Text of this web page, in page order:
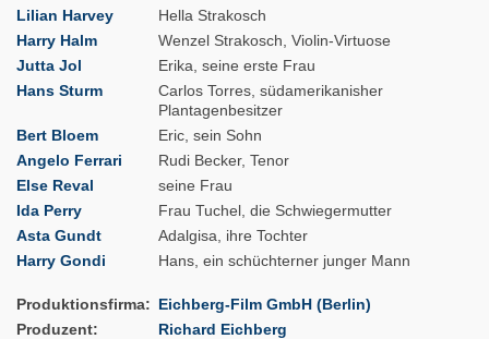
Lilian Harvey
Hella Strakosch
Harry Halm
Wenzel Strakosch, Violin-Virtuose
Jutta Jol
Erika, seine erste Frau
Hans Sturm
Carlos Torres, südamerikanisher
Plantagenbesitzer
Bert Bloem
Eric, sein Sohn
Angelo Ferrari
Rudi Becker, Tenor
Else Reval
seine Frau
Ida Perry
Frau Tuchel, die Schwiegermutter
Asta Gundt
Adalgisa, ihre Tochter
Harry Gondi
Hans, ein schüchterner junger Mann
Produktionsfirma
Eichberg-Film GmbH (Berlin)
Produzent
Richard Eichberg